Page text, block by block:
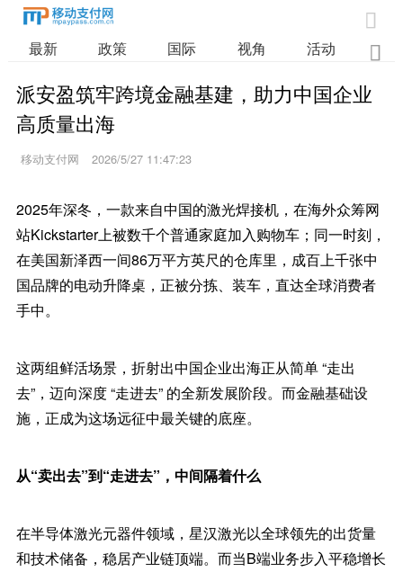

最新 政策 国际 视角 活动 业

派安盈筑牢跨境金融基建，助力中国企业
高质量出海
移动支付网 2026/5/27 11:47:23
2025年深冬，一款来自中国的激光焊接机，在海外众筹网
站Kickstarter上被数千个普通家庭加入购物车；同一时刻，
在美国新泽西一间86万平方英尺的仓库里，成百上千张中
国品牌的电动升降桌，正被分拣、装车，直达全球消费者
手中。
这两组鲜活场景，折射出中国企业出海正从简单 “走出
去”，迈向深度 “走进去” 的全新发展阶段。而金融基础设
施，正成为这场远征中最关键的底座。
从“卖出去”到“走进去”，中间隔着什么
在半导体激光元器件领域，星汉激光以全球领先的出货量
和技术储备，稳居产业链顶端。而当B端业务步入平稳增长